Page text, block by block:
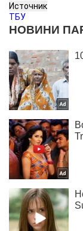
Источник
ТБУ